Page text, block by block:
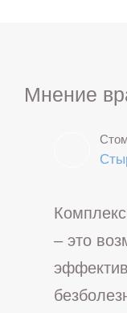
Мнение
– это